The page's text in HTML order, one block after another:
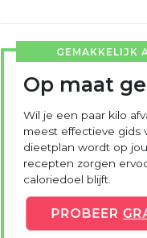
GEMAKKELIJK
Op maat
Wil je een paar kilo
meest effectieve gids
dieetplan wordt op
recepten zorgen
caloriedoel blijft.
PROBEER